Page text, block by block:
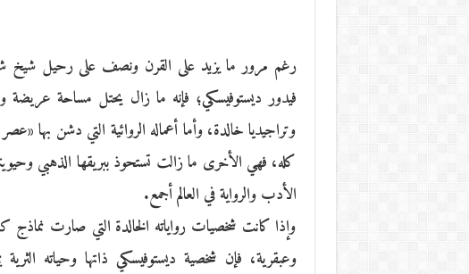
رغم مرور ما يزيد على القرن ونصف على رحيل شيخ شيوخ
فيدور ديستوفيسكي؛ فإنه ما زال يحتل مساحة
وتراجيديا خالدة، وأما أعماله الروائية التي دشن بها
كله، فهي الأخرى ما زالت تستحوذ ببريقها الذهبي
الأدب والرواية في العالم أجمع.
وإذا كانت شخصيات رواياته الخالدة التي صارت نماذج
وعبقرية، فإن شخصية ديستوفيسكي ذاتها وحياته